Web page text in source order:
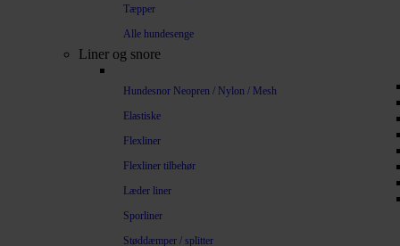
Tæpper
Alle hundesenge
Liner og snore
Hundesnor Neopren / Nylon / Mesh
Elastiske
Flexliner
Flexliner tilbehør
Læder liner
Sporliner
Støddæmper / splitter